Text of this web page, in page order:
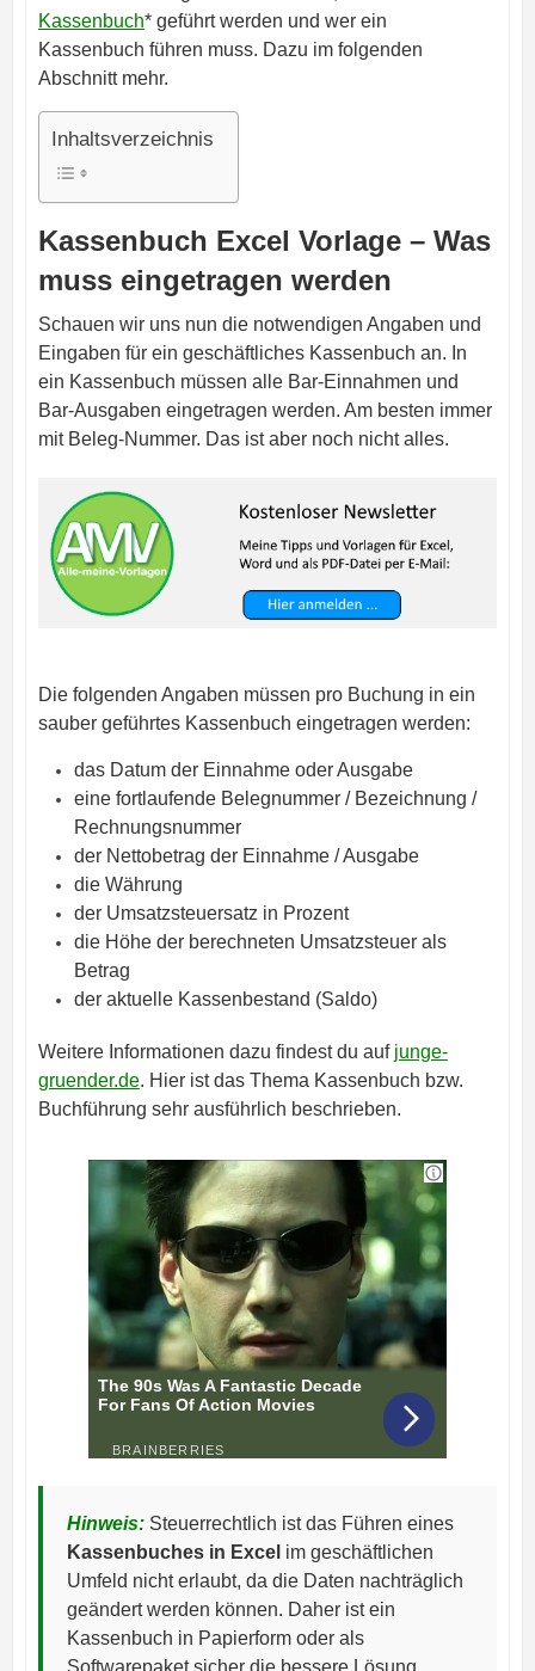
Kassenbuch* geführt werden und wer ein
Kassenbuch führen muss. Dazu im folgenden
Abschnitt mehr.
Inhaltsverzeichnis
Kassenbuch Excel Vorlage – Was
muss eingetragen werden
Schauen wir uns nun die notwendigen Angaben und
Eingaben für ein geschäftliches Kassenbuch an. In
ein Kassenbuch müssen alle Bar-Einnahmen und
Bar-Ausgaben eingetragen werden. Am besten immer
mit Beleg-Nummer. Das ist aber noch nicht alles.
Die folgenden Angaben müssen pro Buchung in ein
sauber geführtes Kassenbuch eingetragen werden:
das Datum der Einnahme oder Ausgabe
eine fortlaufende Belegnummer / Bezeichnung /
Rechnungsnummer
der Nettobetrag der Einnahme / Ausgabe
die Währung
der Umsatzsteuersatz in Prozent
die Höhe der berechneten Umsatzsteuer als
Betrag
der aktuelle Kassenbestand (Saldo)
Weitere Informationen dazu findest du auf junge-
gruender.de. Hier ist das Thema Kassenbuch bzw.
Buchführung sehr ausführlich beschrieben.
Hinweis: Steuerrechtlich ist das Führen eines
Kassenbuches in Excel im geschäftlichen
Umfeld nicht erlaubt, da die Daten nachträglich
geändert werden können. Daher ist ein
Kassenbuch in Papierform oder als
Softwarepaket sicher die bessere Lösung.